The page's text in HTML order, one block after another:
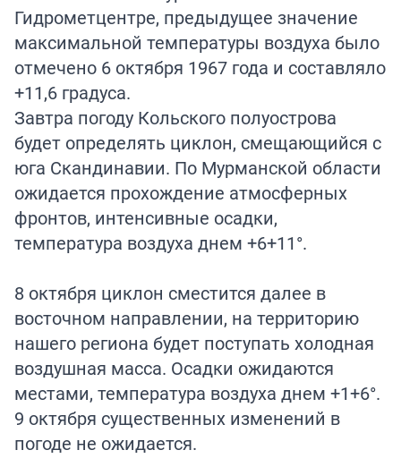
Гидрометцентре, предыдущее значение
максимальной температуры воздуха было
отмечено 6 октября 1967 года и составляло
+11,6 градуса.
Завтра погоду Кольского полуострова
будет определять циклон, смещающийся с
юга Скандинавии. По Мурманской области
ожидается прохождение атмосферных
фронтов, интенсивные осадки,
температура воздуха днем +6+11°.
8 октября циклон сместится далее в
восточном направлении, на территорию
нашего региона будет поступать холодная
воздушная масса. Осадки ожидаются
местами, температура воздуха днем +1+6°.
9 октября существенных изменений в
погоде не ожидается.